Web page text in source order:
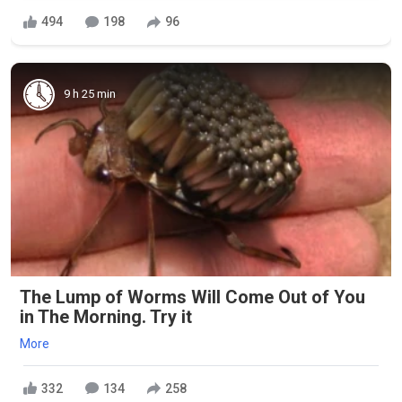
494 198 96
9 h 25 min
The Lump of Worms Will Come Out of You
in The Morning. Try it
More
332 134 258